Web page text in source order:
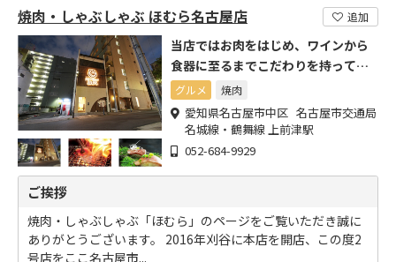
焼肉・しゃぶしゃぶ ほむら名古屋店 追加
当店ではお肉をはじめ、ワインから
食器に至るまでこだわりを持って厳
選しております。
グルメ 焼肉
愛知県名古屋市中区 名古屋市交通局
名城線・鶴舞線 上前津駅
052-684-9929
ご挨拶
焼肉・しゃぶしゃぶ「ほむら」のページをご覧いただき誠に
ありがとうございます。 2016年刈谷に本店を開店、この度2
号店をここ名古屋市...